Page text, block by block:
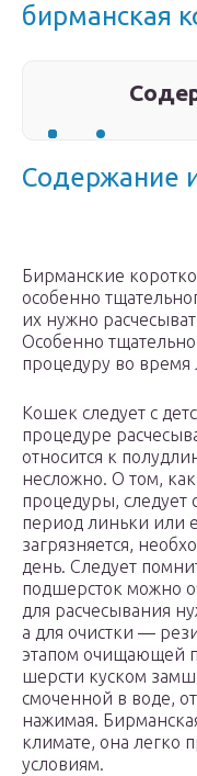
бирманская
Содержание
Бирманские
особенно
их нужно
Особенно тщательно
процедуру во время
Кошек следует с
процедуре
относится к
несложно. О том,
процедуры, следует
период линьки или
загрязняется,
день. Следует
подшерсток можно
для расчесывания
а для очистки —
этапом очищающей
шерсти куском
смоченной в воде,
нажимая.
климате, она легко
условиям.